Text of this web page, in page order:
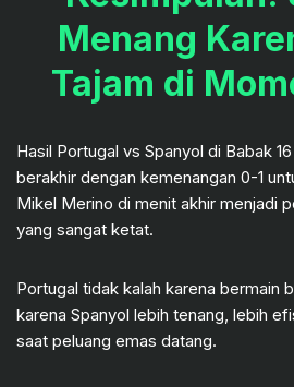
Menang
Tajam di
Hasil Portugal vs Spanyol di Babak
berakhir dengan kemenangan 0-1
Mikel Merino di menit akhir menjadi
yang sangat ketat.
Portugal tidak kalah karena bermain
karena Spanyol lebih tenang, lebih
saat peluang emas datang.